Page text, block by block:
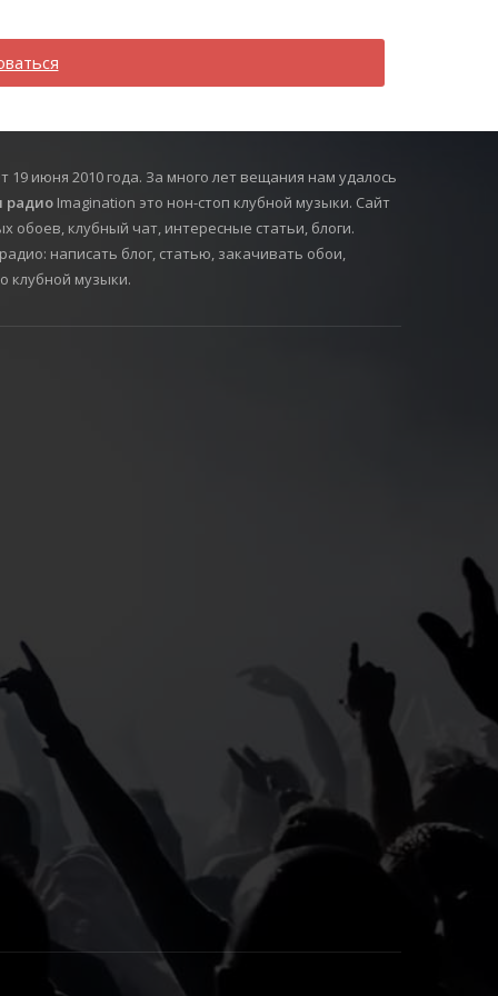
июня 2010 года. За много лет вещания нам удалось
радио Imagination это нон-стоп клубной музыки. Сайт
обоев, клубный чат, интересные статьи, блоги.
написать блог, статью, закачивать обои,
клубной музыки.